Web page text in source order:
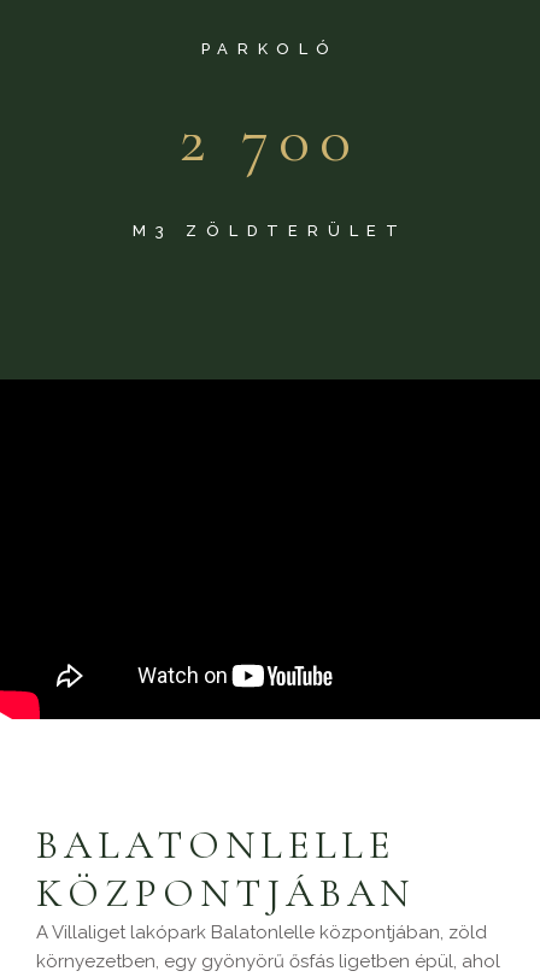
PARKOLÓ
2 700
M3 ZÖLDTERÜLET
​BALATONLELLE
KÖZPONTJÁBAN
A Villaliget lakópark Balatonlelle központjában, zöld
környezetben, egy gyönyörű ősfás ligetben épül, ahol